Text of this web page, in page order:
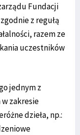
Fundacji
z regułą
razem ze
uczestników
jednym z
zakresie
dzieła, np.: